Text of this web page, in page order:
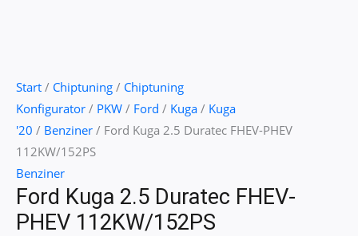
Start / Chiptuning / Chiptuning
Konfigurator / PKW / Ford / Kuga / Kuga
'20 / Benziner / Ford Kuga 2.5 Duratec FHEV-PHEV
112KW/152PS
Benziner
Ford Kuga 2.5 Duratec FHEV-
PHEV 112KW/152PS